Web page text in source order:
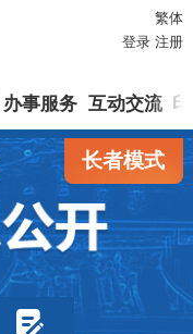
繁体
登录 注册
办事服务 互动交流
长者模式